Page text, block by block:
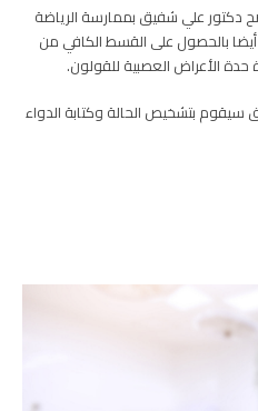
دكتور علي شفيق بممارسة الرياضة
بالحصول على القسط الكافي من
حدة الأعراض العصبية للقولون.
سيقوم بتشخيص الحالة وكتابة الدواء